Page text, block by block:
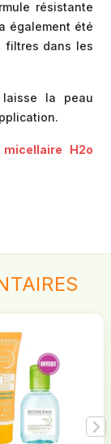
résistante
également été
filtres dans les
la peau
H2o